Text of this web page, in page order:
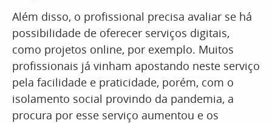
Além disso, o profissional precisa avaliar se há
possibilidade de oferecer serviços digitais,
como projetos online, por exemplo. Muitos
profissionais já vinham apostando neste serviço
pela facilidade e praticidade, porém, com o
isolamento social provindo da pandemia, a
procura por esse serviço aumentou e os